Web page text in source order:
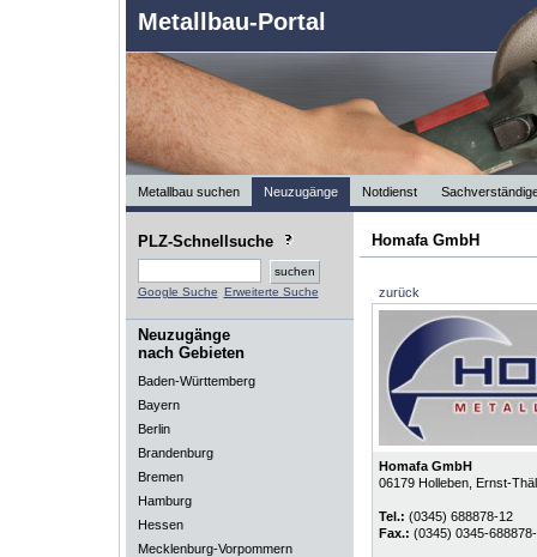
Metallbau-Portal
Metallbau suchen Neuzugänge Notdienst
PLZ-Schnellsuche
Google Suche Erweiterte Suche
Neuzugänge
nach Gebieten
Baden-Württemberg
Bayern
Berlin
Brandenburg
Bremen
Hamburg
Hessen
Mecklenburg-Vorpommern
Homafa GmbH
zurück
Homafa GmbH
06179 Holleben, Ernst-
Tel.: (0345) 688878-12
Fax.: (0345) 0345-